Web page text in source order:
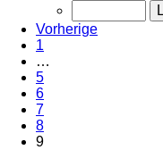
Vorherige
1
…
5
6
7
8
9